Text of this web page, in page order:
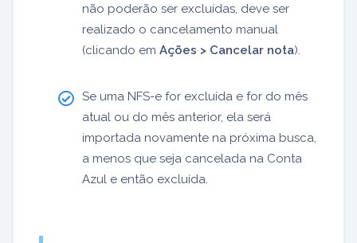
não poderão ser excluídas, deve ser
realizado o cancelamento manual
(clicando em Ações > Cancelar nota).
Se uma NFS-e for excluída e for do mês
atual ou do mês anterior, ela será
importada novamente na próxima busca,
a menos que seja cancelada na Conta
Azul e então excluída.